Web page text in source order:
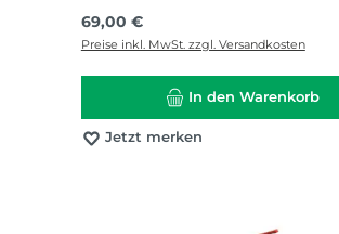
Regulärer Preis:
69,00 €
Preise inkl. MwSt. zzgl. Versandkosten
In den Warenkorb
Jetzt merken